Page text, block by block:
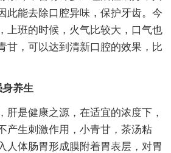
此能去除口腔异味，保护牙齿。今
上班的时候，火气比较大，口气也
甘，可以达到清新口腔的效果，比
养生
肝是健康之源，在适宜的浓度下，
产生刺激作用，小青甘，茶汤粘
人体肠胃形成膜附着胃表层，对胃